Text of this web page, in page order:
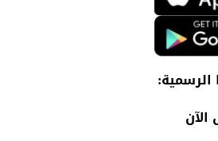
الرسمية:
الآن